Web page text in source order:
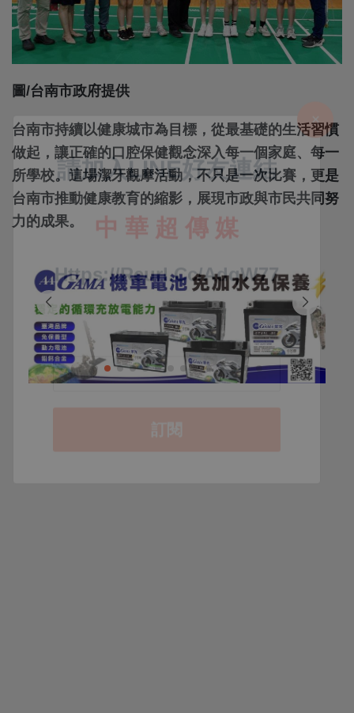
圖/台南市政府提供
台南市持續以健康城市為目標，從最基礎的生活習慣
做起，讓正確的口腔保健觀念深入每一個家庭、每一
所學校。這場潔牙觀摩活動，不只是一次比賽，更是
台南市推動健康教育的縮影，展現市政與市民共同努
力的成果。